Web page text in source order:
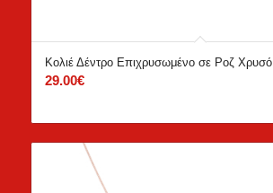
Κολιέ Δέντρο Επιχρυσωμένο σε Ροζ Χρυσό
29.00€